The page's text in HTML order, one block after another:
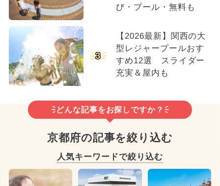
び・プール・無料も
3
【2026最新】関西の大
型レジャープールおす
すめ12選 スライダー
充実＆屋内も
どんな記事をお探しですか？
京都府の記事を絞り込む
人気キーワードで絞り込む